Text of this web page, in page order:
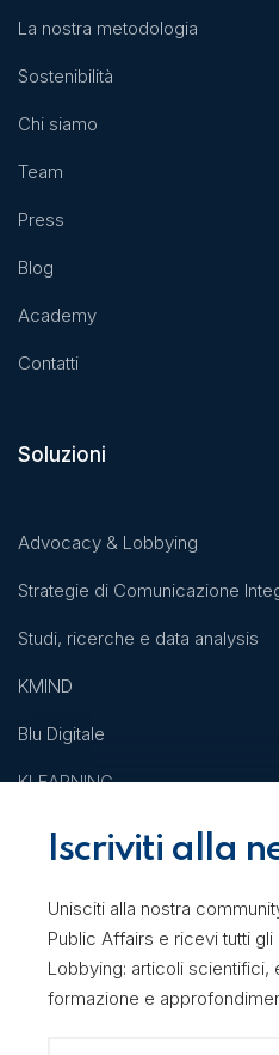
La nostra metodologia
Sostenibilità
Chi siamo
Team
Press
Blog
Academy
Contatti
Soluzioni
Advocacy & Lobbying
Strategie di Comunicazione
Studi, ricerche e data analysis
KMIND
Blu Digitale
KLEARNING
Corsi
Destinatari
Iscriviti alla
Unisciti alla nostra
Public Affairs e ricevi tutti
Lobbying: articoli scientifici,
formazione e